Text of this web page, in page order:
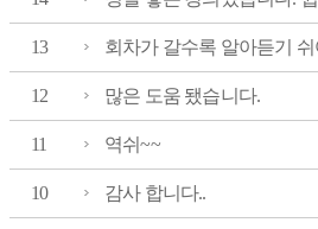
13 회차가 갈수록 알아듣기
12 많은 도움 됐습니다.
11 역쉬~~
10 감사 합니다..